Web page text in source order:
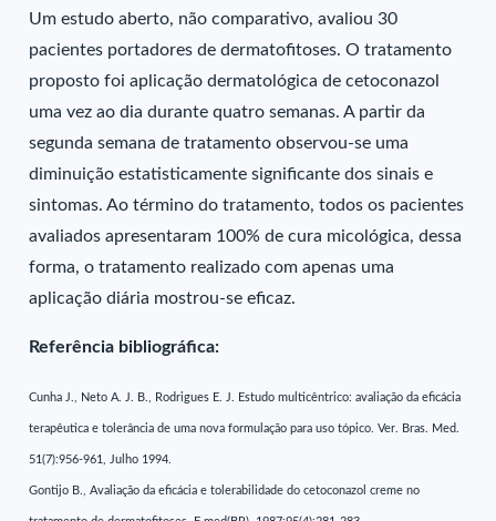
Um estudo aberto, não comparativo, avaliou 30
pacientes portadores de dermatofitoses. O tratamento
proposto foi aplicação dermatológica de cetoconazol
uma vez ao dia durante quatro semanas. A partir da
segunda semana de tratamento observou-se uma
diminuição estatisticamente significante dos sinais e
sintomas. Ao término do tratamento, todos os pacientes
avaliados apresentaram 100% de cura micológica, dessa
forma, o tratamento realizado com apenas uma
aplicação diária mostrou-se eficaz.
Referência bibliográfica:
Cunha J., Neto A. J. B., Rodrigues E. J. Estudo multicêntrico: avaliação da eficácia
terapêutica e tolerância de uma nova formulação para uso tópico. Ver. Bras. Med.
51(7):956-961, Julho 1994.
Gontijo B., Avaliação da eficácia e tolerabilidade do cetoconazol creme no